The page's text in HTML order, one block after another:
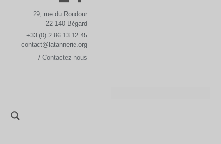
29, rue du Roudour
22 140 Bégard
+33 (0) 2 96 13 12 45
contact@latannerie.org
/Contactez-nous